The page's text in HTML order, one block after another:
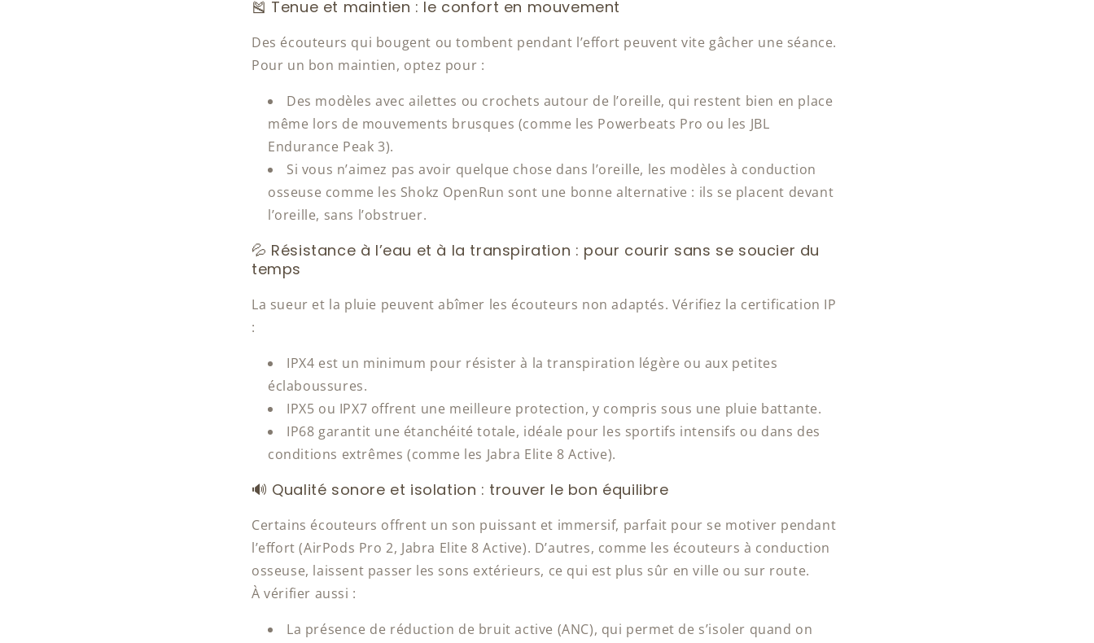
🎽 Tenue et maintien : le confort en mouvement
Des écouteurs qui bougent ou tombent pendant l’effort peuvent vite gâcher une séance.
Pour un bon maintien, optez pour :
Des modèles avec ailettes ou crochets autour de l’oreille, qui restent bien en place
même lors de mouvements brusques (comme les Powerbeats Pro ou les JBL
Endurance Peak 3).
Si vous n’aimez pas avoir quelque chose dans l’oreille, les modèles à conduction
osseuse comme les Shokz OpenRun sont une bonne alternative : ils se placent devant
l’oreille, sans l’obstruer.
💦 Résistance à l’eau et à la transpiration : pour courir sans se soucier du
temps
La sueur et la pluie peuvent abîmer les écouteurs non adaptés. Vérifiez la certification IP
:
IPX4 est un minimum pour résister à la transpiration légère ou aux petites
éclaboussures.
IPX5 ou IPX7 offrent une meilleure protection, y compris sous une pluie battante.
IP68 garantit une étanchéité totale, idéale pour les sportifs intensifs ou dans des
conditions extrêmes (comme les Jabra Elite 8 Active).
🔊 Qualité sonore et isolation : trouver le bon équilibre
Certains écouteurs offrent un son puissant et immersif, parfait pour se motiver pendant
l’effort (AirPods Pro 2, Jabra Elite 8 Active). D’autres, comme les écouteurs à conduction
osseuse, laissent passer les sons extérieurs, ce qui est plus sûr en ville ou sur route.
À vérifier aussi :
La présence de réduction de bruit active (ANC), qui permet de s’isoler quand on